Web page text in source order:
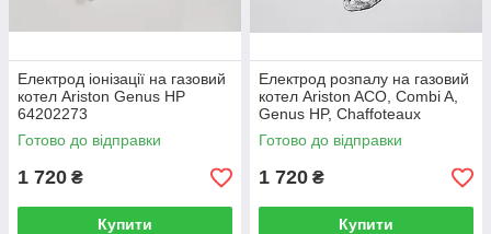
Електрод іонізації на газовий
котел Ariston Genus HP
64202273
Готово до відправки
1 720 ₴
Купити
Електрод розпалу на газовий
котел Ariston ACO, Combi A,
Genus HP, Chaffoteaux
Minima HE, System A
61317432
Готово до відправки
1 720 ₴
Купити